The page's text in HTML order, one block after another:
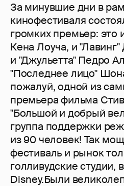
За минувшие дни в
кинофестиваля
громких премьер: это
Кена Лоуча, и
и "Джульетта" Педро
"Последнее лицо"
пожалуй, одной из
премьера фильма
"Большой и добрый
группа поддержки
из 90 человек! Так
фестиваль и рынок
голливудские студии,
Disney.Были